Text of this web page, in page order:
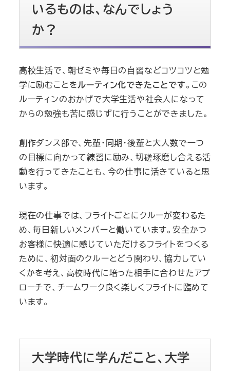
いるものは、なんでしょう
か？
高校生活で、朝ゼミや毎日の自習などコツコツと勉
学に励むことをルーティン化できたことです。この
ルーティンのおかげで大学生活や社会人になって
からの勉強も苦に感じずに行うことができました。
創作ダンス部で、先輩・同期・後輩と大人数で一つ
の目標に向かって練習に励み、切磋琢磨し合える活
動を行ってきたことも、今の仕事に活きていると思
います。
現在の仕事では、フライトごとにクルーが変わるた
め、毎日新しいメンバーと働いています。安全かつ
お客様に快適に感じていただけるフライトをつくる
ために、初対面のクルーとどう関わり、協力してい
くかを考え、高校時代に培った相手に合わせたアプ
ローチで、チームワーク良く楽しくフライトに臨めて
います。
大学時代に学んだこと、大学